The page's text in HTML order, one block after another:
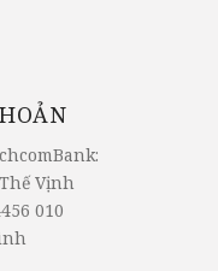
Vịnh
010